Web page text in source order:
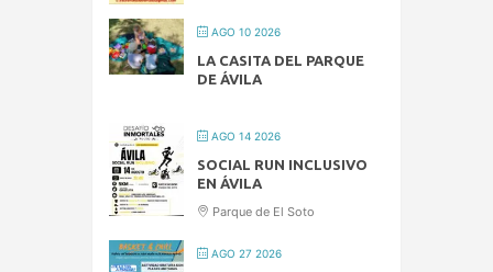
AGO 10 2026
LA CASITA DEL PARQUE
DE ÁVILA
AGO 14 2026
SOCIAL RUN INCLUSIVO
EN ÁVILA
Parque de El Soto
AGO 27 2026